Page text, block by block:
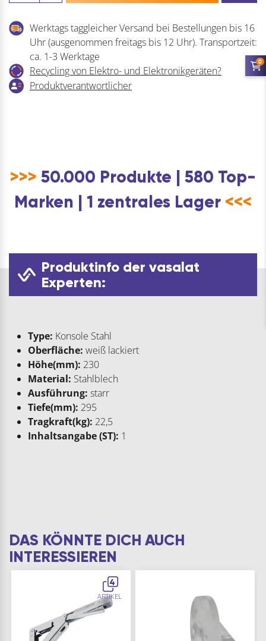
Werktags taggleicher Versand bei Bestellungen bis 16
Uhr (ausgenommen freitags bis 12 Uhr). Transportzeit:
ca. 1-3 Werktage
Recycling von Elektro- und Elektronikgeräten?
Produktverantwortlicher
>>> 50.000 Produkte | 580 Top-
Marken | 1 zentrales Lager <<<
Produktinfo der vasalat
Experten:
Type: Konsole Stahl
Oberfläche: weiß lackiert
Höhe(mm): 230
Material: Stahlblech
Ausführung: starr
Tiefe(mm): 295
Tragkraft(kg): 22,5
Inhaltsangabe (ST): 1
DAS KÖNNTE DICH AUCH
INTERESSIEREN
4
ARTIKEL
0